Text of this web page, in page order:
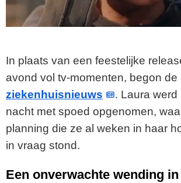
In plaats van een feestelijke
avond vol tv-momenten, begon de
ziekenhuisnieuws
. Laura werd
nacht met spoed opgenomen,
planning die ze al weken in haar
in vraag stond.
Een onverwachte wending